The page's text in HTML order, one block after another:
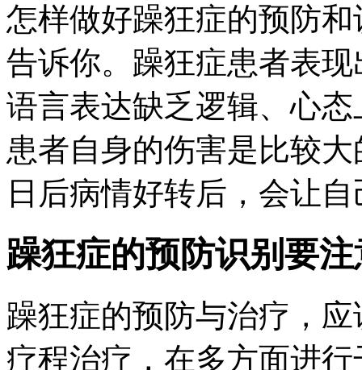
怎样做好躁狂症的预防
告诉你。躁狂症患者表
语言表达缺乏逻辑、心
患者自身的伤害是比较
日后病情好转后，会让
躁狂症的预防识别要
躁狂症的预防与治疗，
疗程治疗，在多方面进